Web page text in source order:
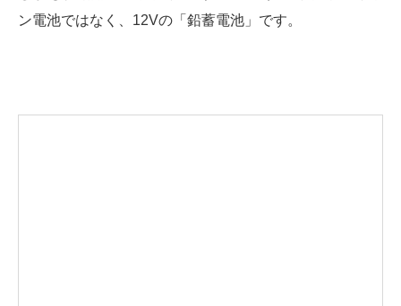
ン電池ではなく、12Vの「鉛蓄電池」です。